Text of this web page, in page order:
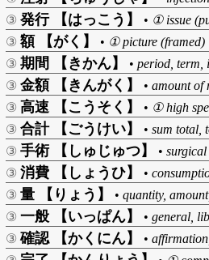
③ 発行 【はっこう】 • ① issue
③ 額 【がく】 • ① picture (framed)
③ 期間 【きかん】 • period, term,
③ 金額 【きんがく】 • amount of
③ 高速 【こうそく】 • ① high
③ 合計 【ごうけい】 • sum total,
③ 手術 【しゅじゅつ】 •
③ 消費 【しょうひ】 •
③ 量 【りょう】 • quantity,
③ 一般 【いっぱん】 • general,
③ 確認 【かくにん】 •